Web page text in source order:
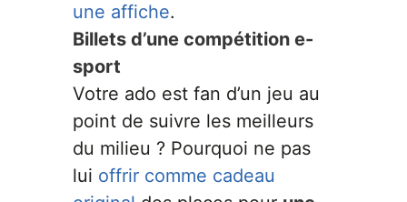
une affiche.
Billets d’une compétition e-
sport
Votre ado est fan d’un jeu au
point de suivre les meilleurs
du milieu ? Pourquoi ne pas
lui offrir comme cadeau